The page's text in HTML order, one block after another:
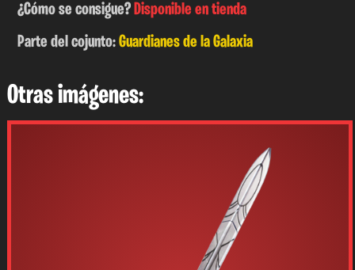
¿Cómo se consigue?Disponible en tienda
Parte del cojunto:Guardianes de la Galaxia
Otras imágenes: